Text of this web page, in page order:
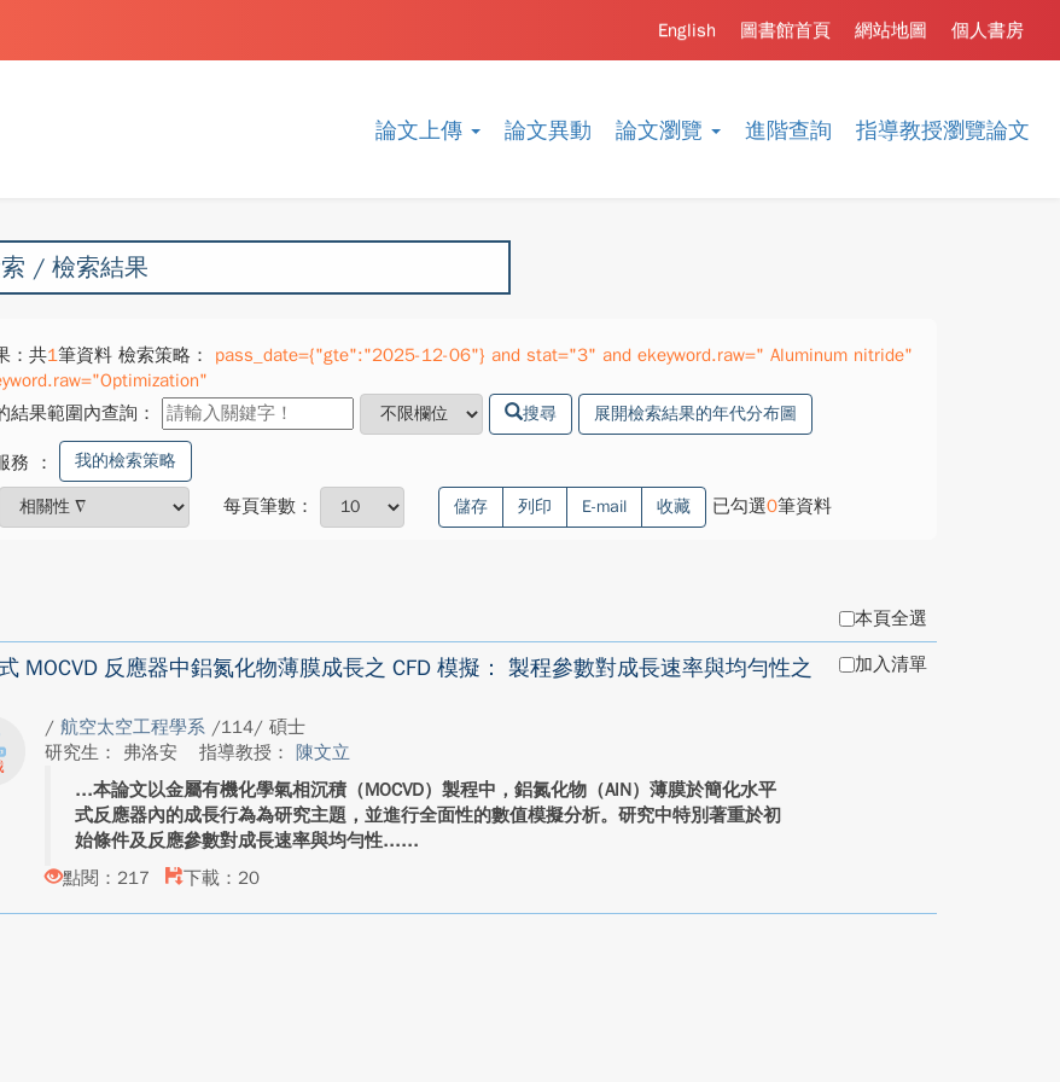
論文上傳 論文異動 論文瀏覽 進階查詢 指導教授瀏覽論文
個人書房
網站地圖
圖書館首頁
English
/ 檢索結果
：共1筆資料 檢索策略：
pass_date={"gte":"2025-12-06"} and stat="3" and ekeyword.raw=" Aluminum nitride"
結果範圍內查詢：
搜尋 展開檢索結果的年代分布圖
務 ： 我的檢索策略
每頁筆數： 儲存 列印 E-mail 收藏 已勾選0筆資料
本頁全選
MOCVD 反應器中鋁氮化物薄膜成長之 CFD 模擬： 製程參數對成長速率與均勻性之
/ 航空太空工程學系 /114/ 碩士
研究生： 弗洛安
指導教授： 陳文立
本論文以金屬有機化學氣相沉積（MOCVD）製程中，鋁氮化物（AlN）薄膜於簡化水平
式反應器內的成長行為為研究主題，並進行全面性的數值模擬分析。研究中特別著重於初
始條件及反應參數對成長速率與均勻性...
點閱：217
下載：20
加入清單